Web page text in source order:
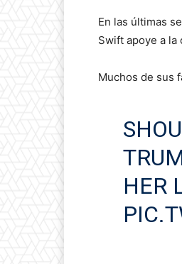
En las últimas
Swift apoye a la
Muchos de sus
HER